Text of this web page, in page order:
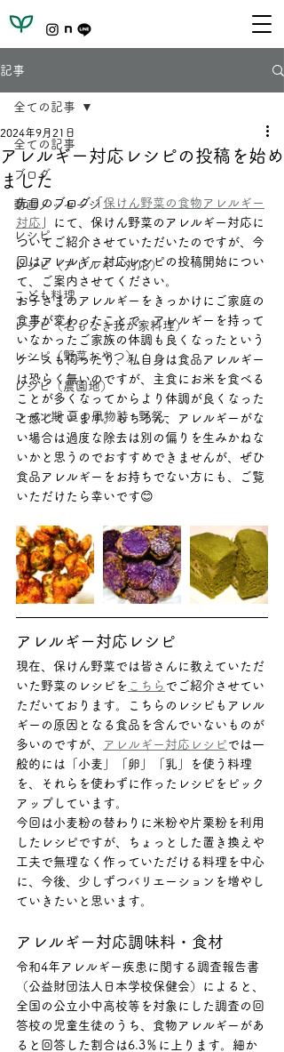
記事
全ての記事
ブログ
動画メッセージ
レシピ
レシピ（アレルギー対応）
こども料理
レシピ（名もなき我が家料理）
レシピ（野菜おやつ）
レシピ（農園地）
コーン期 夏の風物詩 ｰ野祭ｰ
全ての記事
アレルギー対応レシピの投稿を始め
ました
2024年9月21日
先日のブログ「 保けん野菜の食物アレルギー
対応 」にて、保けん野菜のアレルギー対応に
ついてご紹介させていただいたのですが、今
回はアレルギー対応レシピの投稿開始につい
て、ご案内させてください。
お子さまのアレルギーをきっかけにご家庭の
食事が変わったことで、アレルギーを持って
いなかったご家族の体調も良くなったという
ケースも伺ったり、私自身は食品アレルギー
は恐らく無いのですが、主食にお米を食べる
ことが多くなってからより体調が良くなった
と感じています。もちろん、アレルギーがな
い場合は過度な除去は別の偏りを生みかねな
いかと思うのでおすすめできませんが、ぜひ
食品アレルギーをお持ちでない方にも、ご覧
いただけたら幸いです😊
アレルギー対応レシピ
現在、保けん野菜では皆さんに教えていただ
いた野菜のレシピを こちら でご紹介させてい
ただいております。こちらのレシピもアレル
ギーの原因となる食品を含んでいないものが
多いのですが、
アレルギー対応レシピ では一
般的には「小麦」「卵」「乳」を使う料理
を、それらを使わずに作ったレシピをピック
アップしています。
今回は小麦粉の替わりに米粉や片栗粉を利用
したレシピですが、ちょっとした置き換えや
工夫で無理なく作っていただける料理を中心
に、今後、少しずつバリエーションを増やし
ていきたいと思います。
アレルギー対応調味料・食材
令和4年アレルギー疾患に関する調査報告書
（公益財団法人日本学校保健会）によると、
全国の公立小中高校等を対象にした調査の回
答校の児童生徒のうち、食物アレルギーがあ
ると回答した割合は6.3％に上ります。細か